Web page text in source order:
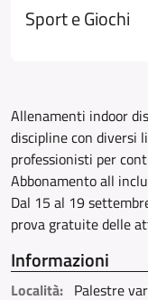
Sport e Giochi
Allenamenti indoor
discipline con diversi
professionisti per
Abbonamento all
Dal 15 al 19
prova gratuite delle
Informazioni
Località: Palestre